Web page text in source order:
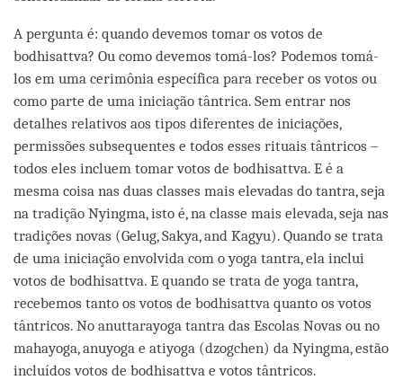
A pergunta é: quando devemos tomar os votos de
bodhisattva? Ou como devemos tomá-los? Podemos tomá-
los em uma cerimônia específica para receber os votos ou
como parte de uma iniciação tântrica. Sem entrar nos
detalhes relativos aos tipos diferentes de iniciações,
permissões subsequentes e todos esses rituais tântricos –
todos eles incluem tomar votos de bodhisattva. E é a
mesma coisa nas duas classes mais elevadas do tantra, seja
na tradição Nyingma, isto é, na classe mais elevada, seja nas
tradições novas (Gelug, Sakya, and Kagyu). Quando se trata
de uma iniciação envolvida com o yoga tantra, ela inclui
votos de bodhisattva. E quando se trata de yoga tantra,
recebemos tanto os votos de bodhisattva quanto os votos
tântricos. No anuttarayoga tantra das Escolas Novas ou no
mahayoga, anuyoga e atiyoga (dzogchen) da Nyingma, estão
incluídos votos de bodhisattva e votos tântricos.